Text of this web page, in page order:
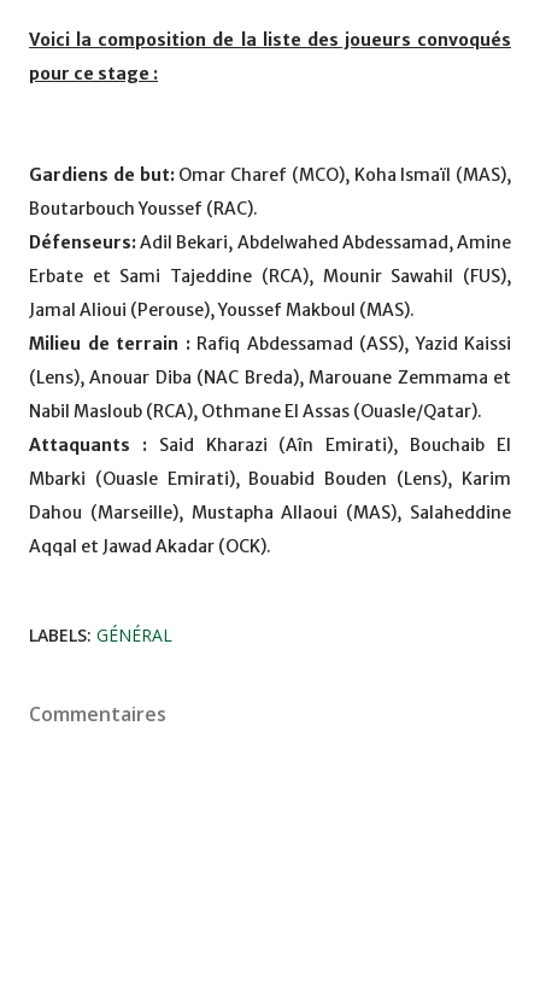
Voici la composition de la liste des joueurs convoqués
pour ce stage :
Gardiens de but:Omar Charef (MCO), Koha Ismaïl (MAS),
Boutarbouch Youssef (RAC).
Défenseurs:Adil Bekari, Abdelwahed Abdessamad, Amine
Erbate et Sami Tajeddine (RCA), Mounir Sawahil (FUS),
Jamal Alioui (Perouse), Youssef Makboul (MAS).
Milieu de terrain :Rafiq Abdessamad (ASS), Yazid Kaissi
(Lens), Anouar Diba (NAC Breda), Marouane Zemmama et
Nabil Masloub (RCA), Othmane El Assas (Ouasle/Qatar).
Attaquants :Said Kharazi (Aîn Emirati), Bouchaib El
Mbarki (Ouasle Emirati), Bouabid Bouden (Lens), Karim
Dahou (Marseille), Mustapha Allaoui (MAS), Salaheddine
Aqqal et Jawad Akadar (OCK).
LABELS: GÉNÉRAL
Commentaires